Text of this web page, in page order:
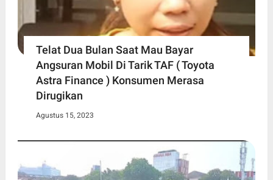
Telat Dua Bulan Saat Mau Bayar
Angsuran Mobil Di Tarik TAF ( Toyota
Astra Finance ) Konsumen Merasa
Dirugikan
Agustus 15, 2023